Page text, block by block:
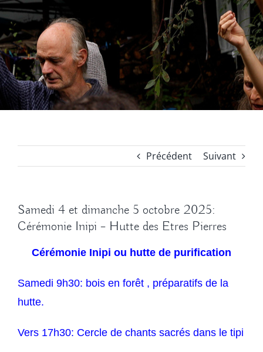
Précédent Suivant
Samedi 4 et dimanche 5 octobre 2025:
Cérémonie Inipi – Hutte des Etres Pierres
Cérémonie Inipi ou hutte de purification
Samedi 9h30: bois en forêt , préparatifs de la
hutte.
Vers 17h30: Cercle de chants sacrés dans le tipi